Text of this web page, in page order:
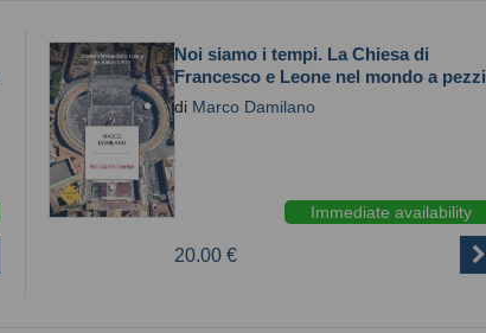
Noi siamo i tempi. La Chiesa di
Francesco e Leone nel mondo a pezzi
di Marco Damilano
Immediate availability
20.00 €